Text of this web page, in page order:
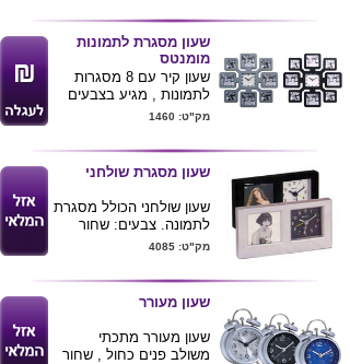
ניתן להדפיס לוגו הלקוח .
שעון מסגרת לתמונות
מומנטס
שעון קיר עם 8 מסגרות
לתמונות , מגיע בצבעים
שחור וכסוף .
ניתן להדפיס לוגו ע"ג
המוצר
לרכישת מוצר
זה בכמויות
בודדות ומשלוח
עד הב
כאן
מק"ט: 1460
שעון מסגרת שולחני
שעון שולחני הכולל מסגרת
לתמונה. צבעים: שחור
וכסף.
מק"ט: 4085
שעון מעורר
שעון מעורר מתכתי
משולב פנים כחול , שחור